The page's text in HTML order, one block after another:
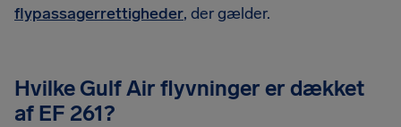
flypassagerrettigheder, der gælder.
Hvilke Gulf Air flyvninger er dækket
af EF 261?